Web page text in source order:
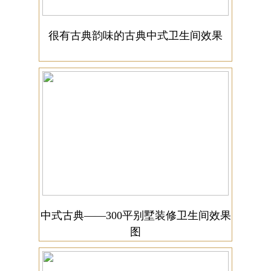
很有古典韵味的古典中式卫生间效果
中式古典——300平别墅装修卫生间效果
图